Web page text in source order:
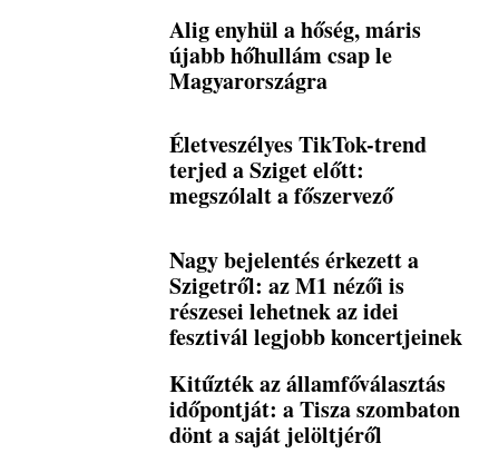
Alig enyhül a hőség, máris
újabb hőhullám csap le
Magyarországra
Életveszélyes TikTok-trend
terjed a Sziget előtt:
megszólalt a főszervező
Nagy bejelentés érkezett a
Szigetről: az M1 nézői is
részesei lehetnek az idei
fesztivál legjobb koncertjeinek
Kitűzték az államfőválasztás
időpontját: a Tisza szombaton
dönt a saját jelöltjéről